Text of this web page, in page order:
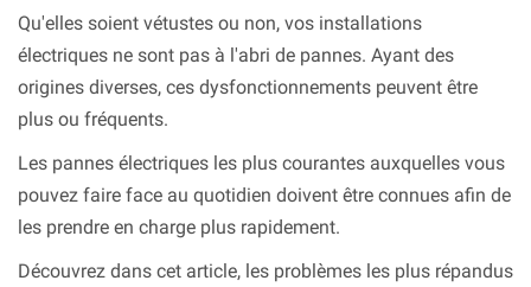
Qu'elles soient vétustes ou non, vos installations
électriques ne sont pas à l'abri de pannes. Ayant des
origines diverses, ces dysfonctionnements peuvent être
plus ou fréquents.
Les pannes électriques les plus courantes auxquelles vous
pouvez faire face au quotidien doivent être connues afin de
les prendre en charge plus rapidement.
Découvrez dans cet article, les problèmes les plus répandus